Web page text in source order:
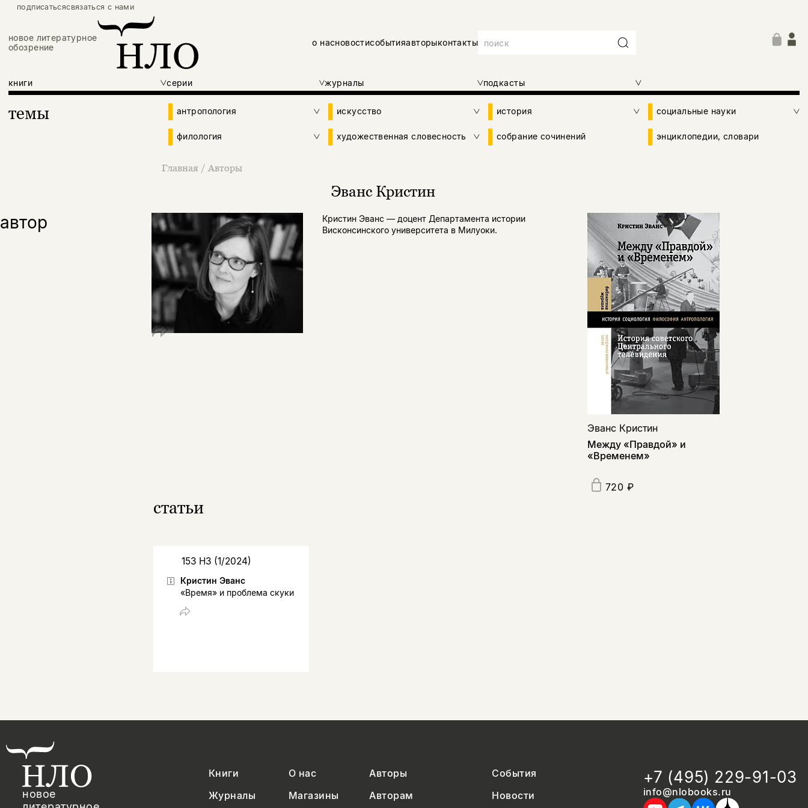
подписатьсясвязаться с нами
новое литературное
обозрение
о насновостисобытияавторыконтакты
книги серии журналы подкасты
темы антропология искусство история социальные науки
филология художественная словесность собрание сочинений энциклопедии, словари
Главная / Авторы
Эванс Кристин
автор
Кристин Эванс — доцент Департамента истории
Висконсинского университета в Милуоки.
Эванс Кристин
Между «Правдой» и
«Временем»
720 ₽
статьи
153 НЗ (1/2024)
Кристин Эванс
«Время» и проблема скуки
новое
Книги О нас Авторы
События
Журналы
Магазины Авторам Новости
+7 (495) 229-91-03
info@nlobooks.ru